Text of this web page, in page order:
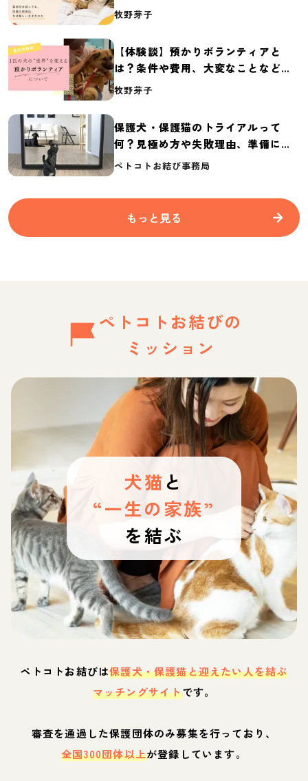
体の実態調査【保護犬・保護猫白書
牧野芽子
【体験談】預かりボランティアと
は？条件や費用、大変なことなど紹
介
牧野芽子
保護犬・保護猫のトライアルって
何？見極め方や失敗理由、準備に必
要なものを紹介
ペトコトお結び事務局
もっと見る
ペトコトお結びの
ミッション
犬猫 と
“一生の家族”
を結ぶ
ペトコトお結びは保護犬・保護猫と迎えたい人を結ぶ
マッチングサイトです。
審査を通過した保護団体のみ募集を行っており、
全国300団体以上が登録しています。